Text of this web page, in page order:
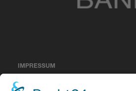
IMPRESSUM
DATENSCHUTZERKLÄRUNG